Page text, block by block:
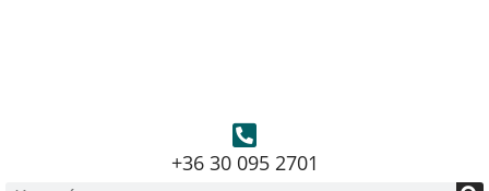
+36 30 095 2701